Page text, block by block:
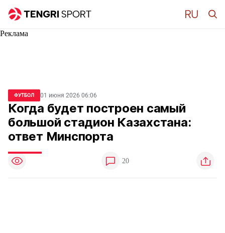
Реклама
ФУТБОЛ 01 июня 2026 06:06
Когда будет построен самый
большой стадион Казахстана:
ответ Минспорта
20